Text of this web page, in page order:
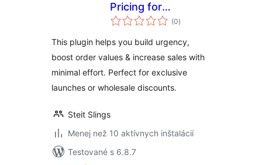
Pricing for
WooCommerce
(0celkové
hodnotenie
)
This plugin helps you build urgency,
boost order values & increase sales with
minimal effort. Perfect for exclusive
launches or wholesale discounts.
Steit Slings
Menej než 10 aktívnych inštalácií
Testované s 6.8.7